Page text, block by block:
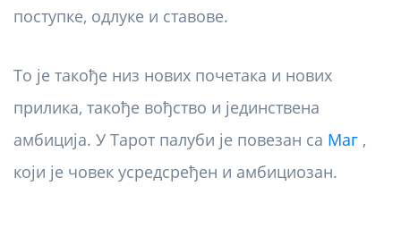
поступке, одлуке и ставове.
То је такође низ нових почетака и нових
прилика, такође вођство и јединствена
амбиција. У Тарот палуби је повезан са Маг ,
који је човек усредсређен и амбициозан.